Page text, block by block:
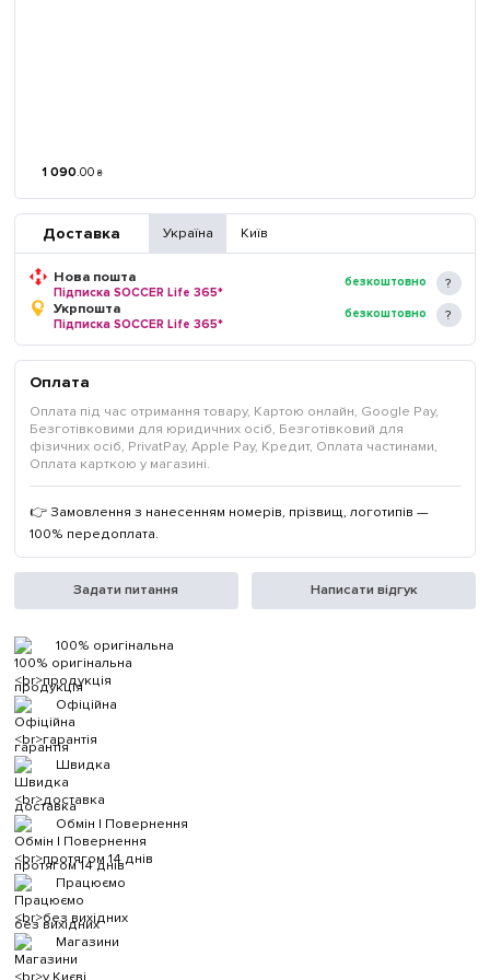
1 090.00 ₴
Доставка Україна Київ
Нова пошта
Підписка SOCCER Life 365*
безкоштовно
Укрпошта
Підписка SOCCER Life 365*
безкоштовно
Оплата
Оплата під час отримання товару, Картою онлайн, Google Pay,
Безготівковими для юридичних осіб, Безготівковий для
фізичних осіб, PrivatPay, Apple Pay, Кредит, Оплата частинами,
Оплата карткою у магазині.
👉 Замовлення з нанесенням номерів, прізвищ, логотипів —
100% передоплата.
Задати питання Написати відгук
100% оригінальна
продукція
Офіційна
гарантія
Швидка
доставка
Обмін | Повернення
протягом 14 днів
Працюємо
без вихідних
Магазини